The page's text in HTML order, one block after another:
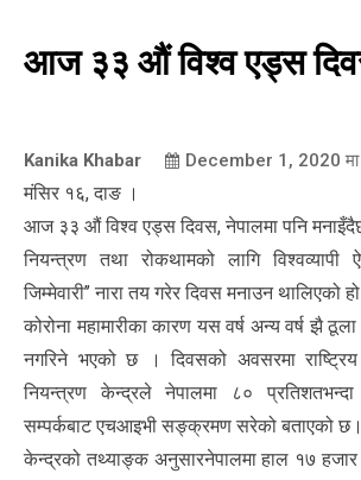
आज ३३ औं विश्व एड्स
Kanika Khabar December 1, 2020
मंसिर १६, दाङ ।
आज ३३ औं विश्व एड्स दिवस, नेपालमा पनि
नियन्त्रण तथा रोकथामको लागि विश्वव्यापी
जिम्मेवारी’’ नारा तय गरेर दिवस मनाउन थालिएको
कोरोना महामारीका कारण यस वर्ष अन्य वर्ष झै
नगरिने भएको छ । दिवसको अवसरमा
नियन्त्रण केन्द्रले नेपालमा ८०
सम्पर्कबाट एचआइभी सङ्क्रमण सरेको बताएको छ।
केन्द्रको तथ्याङ्क अनुसारनेपालमा हाल १७